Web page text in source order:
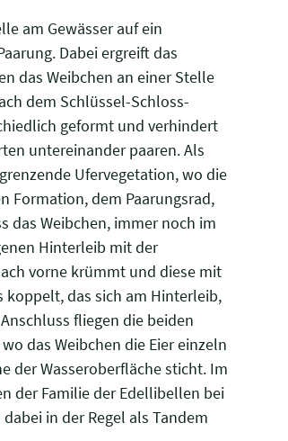
am Gewässer auf ein
Dabei ergreift das
das Weibchen an einer Stelle
dem Schlüssel-Schloss-
geformt und verhindert
untereinander paaren. Als
Ufervegetation, wo die
Formation, dem Paarungsrad,
das Weibchen, immer noch im
Hinterleib mit der
vorne krümmt und diese mit
koppelt, das sich am Hinterleib,
fliegen die beiden
das Weibchen die Eier einzeln
der Wasseroberfläche sticht. Im
der Familie der Edellibellen bei
in der Regel als Tandem